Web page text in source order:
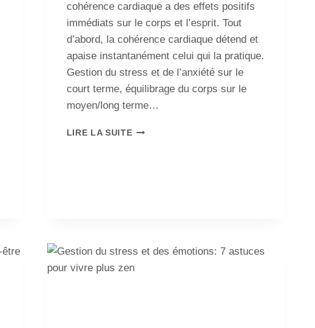
cohérence cardiaque a des effets positifs
immédiats sur le corps et l’esprit. Tout
d’abord, la cohérence cardiaque détend et
apaise instantanément celui qui la pratique.
Gestion du stress et de l’anxiété sur le
court terme, équilibrage du corps sur le
moyen/long terme…
LIRE LA SUITE